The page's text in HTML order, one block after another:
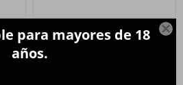

para mayores de 18
años.